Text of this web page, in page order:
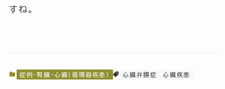
すね。
症例-腎臓・心臓(循環器疾患) 心臓弁膜症 心臓疾患